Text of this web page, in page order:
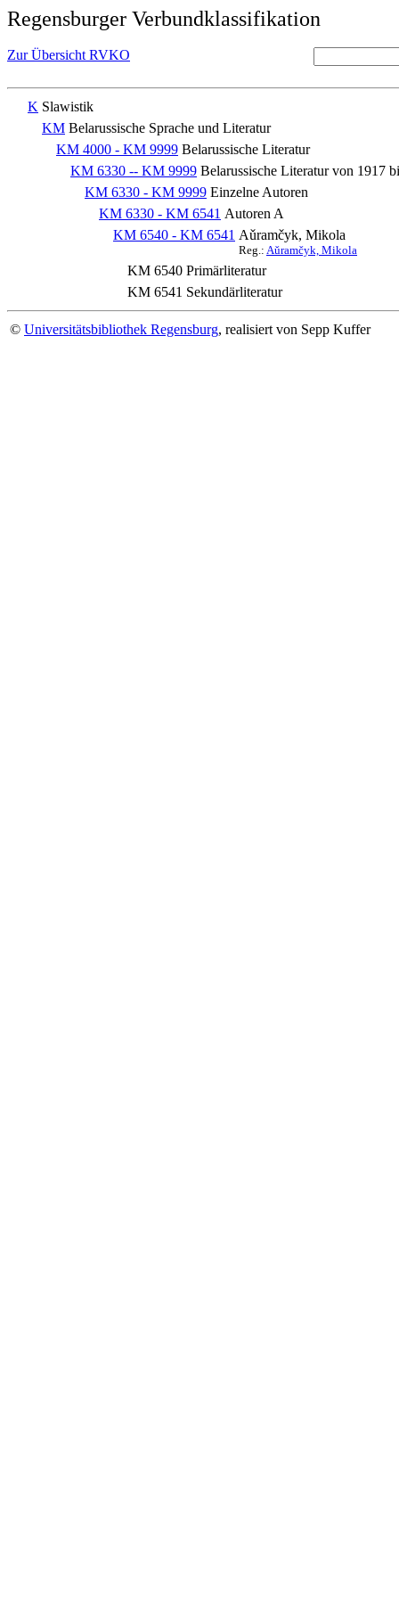
Regensburger Verbundklassifikation
Zur Übersicht RVKO
K Slawistik
KM Belarussische Sprache und Literatur
KM 4000 - KM 9999 Belarussische Literatur
KM 6330 -- KM 9999 Belarussische Literatur von 1917
KM 6330 - KM 9999 Einzelne Autoren
KM 6330 - KM 6541 Autoren A
KM 6540 - KM 6541 Aǔramčyk, Mikola
Reg.: Aǔramčyk, Mikola
KM 6540 Primärliteratur
KM 6541 Sekundärliteratur
© Universitätsbibliothek Regensburg, realisiert von Sepp Kuffer